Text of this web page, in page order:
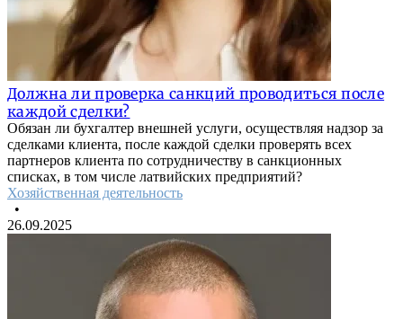
Должна ли проверка санкций проводиться после
каждой сделки?
Обязан ли бухгалтер внешней услуги, осуществляя надзор за
сделками клиента, после каждой сделки проверять всех
партнеров клиента по сотрудничеству в санкционных
списках, в том числе латвийских предприятий?
Хозяйственная деятельность
•
26.09.2025